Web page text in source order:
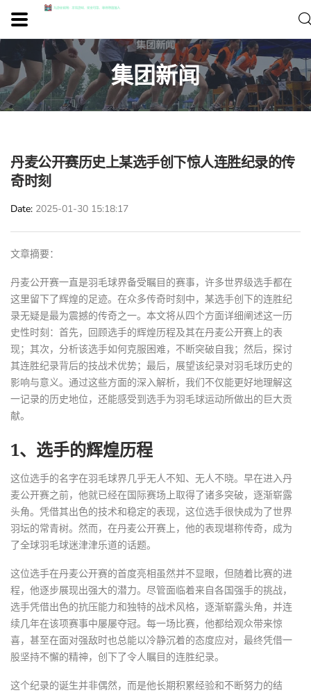
集团新闻
丹麦公开赛历史上某选手创下惊人连胜纪录的传
奇时刻
Date 2025-01-30 15:18:17
文章摘要：
丹麦公开赛一直是羽毛球界备受瞩目的赛事，许多世界级选手都在
这里留下了辉煌的足迹。在众多传奇时刻中，某选手创下的连胜纪
录无疑是最为震撼的传奇之一。本文将从四个方面详细阐述这一历
史性时刻：首先，回顾选手的辉煌历程及其在丹麦公开赛上的表
现；其次，分析该选手如何克服困难，不断突破自我；然后，探讨
其连胜纪录背后的技战术优势；最后，展望该纪录对羽毛球历史的
影响与意义。通过这些方面的深入解析，我们不仅能更好地理解这
一记录的历史地位，还能感受到选手为羽毛球运动所做出的巨大贡
献。
1、选手的辉煌历程
这位选手的名字在羽毛球界几乎无人不知、无人不晓。早在进入丹
麦公开赛之前，他就已经在国际赛场上取得了诸多突破，逐渐崭露
头角。凭借其出色的技术和稳定的表现，这位选手很快成为了世界
羽坛的常青树。然而，在丹麦公开赛上，他的表现堪称传奇，成为
了全球羽毛球迷津津乐道的话题。
这位选手在丹麦公开赛的首度亮相虽然并不显眼，但随着比赛的进
程，他逐步展现出强大的潜力。尽管面临着来自各国强手的挑战，
选手凭借出色的抗压能力和独特的战术风格，逐渐崭露头角，并连
续几年在该项赛事中屡屡夺冠。每一场比赛，他都给观众带来惊
喜，甚至在面对强敌时也总能以冷静沉着的态度应对，最终凭借一
股坚持不懈的精神，创下了令人瞩目的连胜纪录。
这个纪录的诞生并非偶然，而是他长期积累经验和不断努力的结